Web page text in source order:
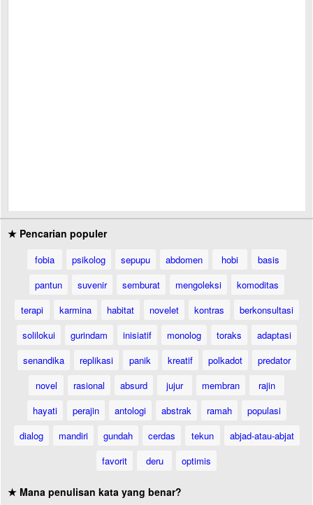
★ Pencarian populer
fobia psikolog sepupu abdomen hobi
basis
pantun
suvenir semburat mengoleksi
komoditas
terapi
karmina habitat novelet kontras
berkonsultasi
solilokui
gurindam inisiatif monolog toraks
adaptasi
senandika
replikasi panik kreatif polkadot
predator
novel
rasional absurd jujur membran
rajin
hayati
perajin antologi abstrak ramah
populasi
dialog
mandiri gundah cerdas tekun
abjad-atau-abjat
favorit
deru optimis
★ Mana penulisan kata yang benar?